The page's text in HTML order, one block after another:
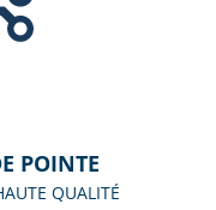
POINTE
QUALITÉ